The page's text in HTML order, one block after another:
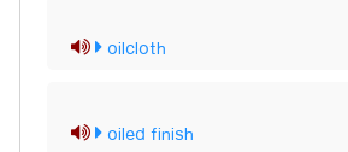
oilcloth
oiled finish